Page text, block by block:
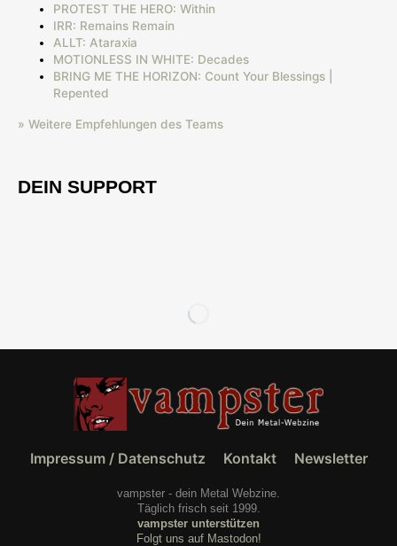
PROTEST THE HERO: Within
IRR: Remains Remain
ALLT: Ataraxia
MOTIONLESS IN WHITE: Decades
BRING ME THE HORIZON: Count Your Blessings |
Repented
» Weitere Empfehlungen des Teams
DEIN SUPPORT
Impressum / Datenschutz Kontakt Newsletter
vampster - dein Metal Webzine.
Täglich frisch seit 1999.
vampster unterstützen
Folgt uns auf Mastodon!